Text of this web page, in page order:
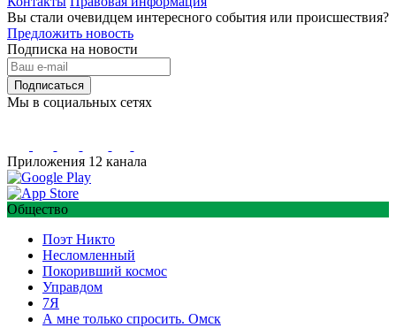
Вы стали очевидцем интересного события или происшествия?
Предложить новость
Подписка на новости
Подписаться
Мы в социальных сетях
Приложения 12 канала
Общество
Поэт Никто
Несломленный
Покоривший космос
Управдом
7Я
А мне только спросить. Омск